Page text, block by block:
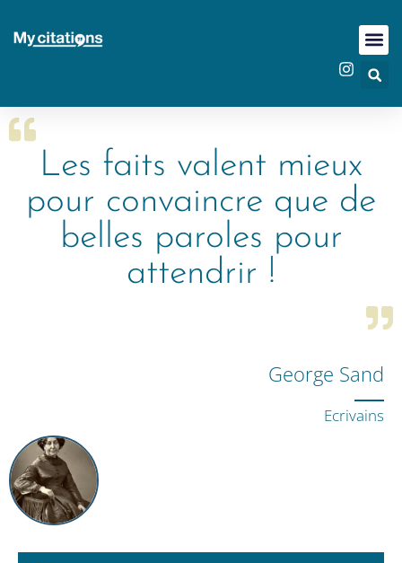
Les faits valent mieux
pour convaincre que de
belles paroles pour
attendrir !
George Sand
Ecrivains